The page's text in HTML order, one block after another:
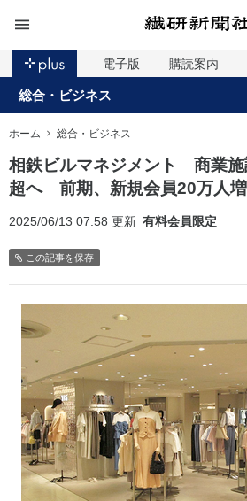
電子版 購読案内
総合・ビジネス
ホーム 総合・ビジネス
相鉄ビルマネジメント 商業施
超へ 前期、新規会員20万人増
2025/06/13 07:58 更新 有料会員限定
この記事を保存